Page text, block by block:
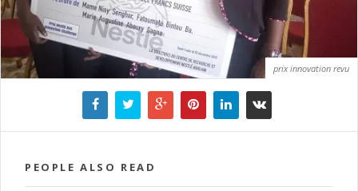
prix innovation revu
PEOPLE ALSO READ